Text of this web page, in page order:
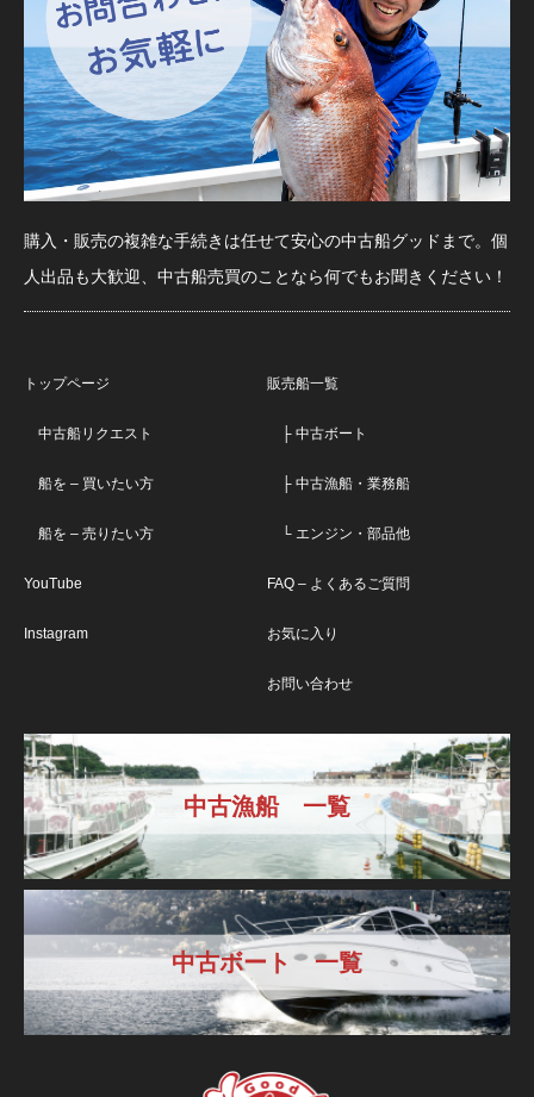
購入・販売の複雑な手続きは任せて安心の中古船グッドまで。個
人出品も大歓迎、中古船売買のことなら何でもお聞きください！
トップページ
中古船リクエスト
船を – 買いたい方
船を – 売りたい方
YouTube
Instagram
販売船一覧
├ 中古ボート
├ 中古漁船・業務船
└ エンジン・部品他
FAQ – よくあるご質問
お気に入り
お問い合わせ
中古漁船 一覧
中古ボート 一覧